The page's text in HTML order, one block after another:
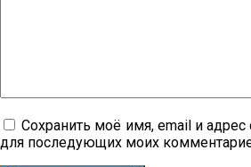
Сохранить моё имя, email и адрес
для последующих моих